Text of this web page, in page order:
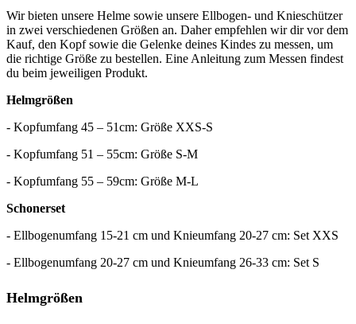
Wir bieten unsere Helme sowie unsere Ellbogen- und Knieschützer
in zwei verschiedenen Größen an. Daher empfehlen wir dir vor dem
Kauf, den Kopf sowie die Gelenke deines Kindes zu messen, um
die richtige Größe zu bestellen. Eine Anleitung zum Messen findest
du beim jeweiligen Produkt.
Helmgrößen
- Kopfumfang 45 – 51cm: Größe XXS-S
- Kopfumfang 51 – 55cm: Größe S-M
- Kopfumfang 55 – 59cm: Größe M-L
Schonerset
- Ellbogenumfang 15-21 cm und Knieumfang 20-27 cm: Set XXS
- Ellbogenumfang 20-27 cm und Knieumfang 26-33 cm: Set S
Helmgrößen